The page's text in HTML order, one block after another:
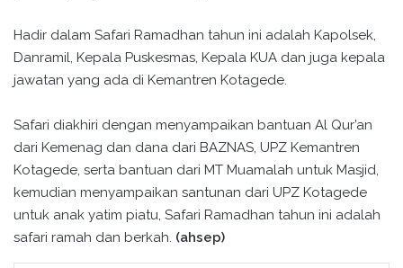
Hadir dalam Safari Ramadhan tahun ini adalah Kapolsek,
Danramil, Kepala Puskesmas, Kepala KUA dan juga kepala
jawatan yang ada di Kemantren Kotagede.
Safari diakhiri dengan menyampaikan bantuan Al Qur’an
dari Kemenag dan dana dari BAZNAS, UPZ Kemantren
Kotagede, serta bantuan dari MT Muamalah untuk Masjid,
kemudian menyampaikan santunan dari UPZ Kotagede
untuk anak yatim piatu, Safari Ramadhan tahun ini adalah
safari ramah dan berkah. (ahsep)